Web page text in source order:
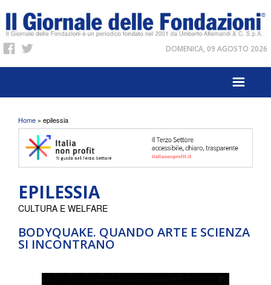
DOMENICA, 09 AGOSTO 2026
Tu sei qui
Home » epilessia
EPILESSIA
BODYQUAKE. QUANDO ARTE E SCIENZA
SI INCONTRANO
CULTURA E WELFARE